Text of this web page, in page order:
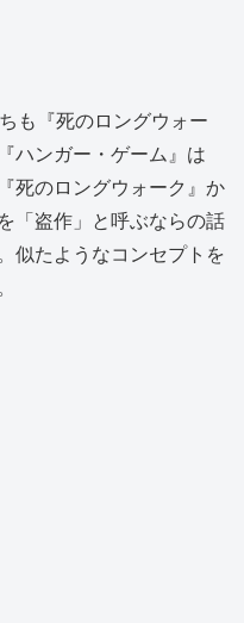
も『死のロングウォー
ハンガー・ゲーム』は
死のロングウォーク』か
「盗作」と呼ぶならの話
似たようなコンセプトを